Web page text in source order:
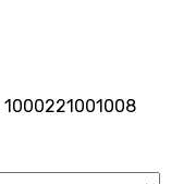
1000221001008